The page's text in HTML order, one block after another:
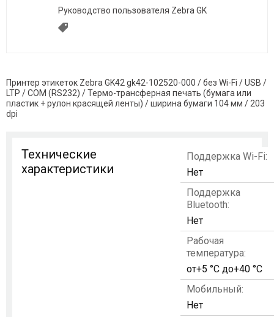
Руководство пользователя Zebra GK
Принтер этикеток Zebra GK42 gk42-102520-000 / без Wi-Fi / USB /
LTP / COM (RS232) / Термо-трансферная печать (бумага или
пластик + рулон красящей ленты) / ширина бумаги 104 мм / 203
dpi
Технические
характеристики
Поддержка Wi-Fi:
Нет
Поддержка
Bluetooth:
Нет
Рабочая
температура:
от+5 °C до+40 °C
Мобильный:
Нет